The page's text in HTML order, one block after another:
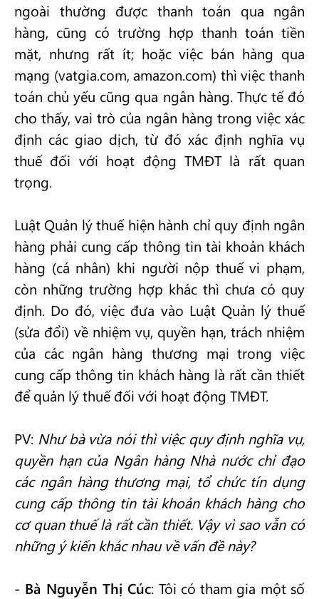
ngoài thường được thanh toán qua ngân
hàng, cũng có trường hợp thanh toán tiền
mặt, nhưng rất ít; hoặc việc bán hàng qua
mạng (vatgia.com, amazon.com) thì việc thanh
toán chủ yếu cũng qua ngân hàng. Thực tế đó
cho thấy, vai trò của ngân hàng trong việc xác
định các giao dịch, từ đó xác định nghĩa vụ
thuế đối với hoạt động TMĐT là rất quan
trọng.
Luật Quản lý thuế hiện hành chỉ quy định ngân
hàng phải cung cấp thông tin tài khoản khách
hàng (cá nhân) khi người nộp thuế vi phạm,
còn những trường hợp khác thì chưa có quy
định. Do đó, việc đưa vào Luật Quản lý thuế
(sửa đổi) về nhiệm vụ, quyền hạn, trách nhiệm
của các ngân hàng thương mại trong việc
cung cấp thông tin khách hàng là rất cần thiết
để quản lý thuế đối với hoạt động TMĐT.
PV: Như bà vừa nói thì việc quy định nghĩa vụ,
quyền hạn của Ngân hàng Nhà nước chỉ đạo
các ngân hàng thương mại, tổ chức tín dụng
cung cấp thông tin tài khoản khách hàng cho
cơ quan thuế là rất cần thiết. Vậy vì sao vẫn có
những ý kiến khác nhau về vấn đề này?
- Bà Nguyễn Thị Cúc: Tôi có tham gia một số